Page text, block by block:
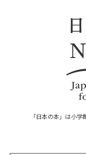
「日本の本」は小